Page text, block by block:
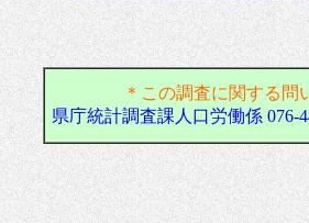
＊この調査に関する問
県庁統計調査課人口労働係 076-